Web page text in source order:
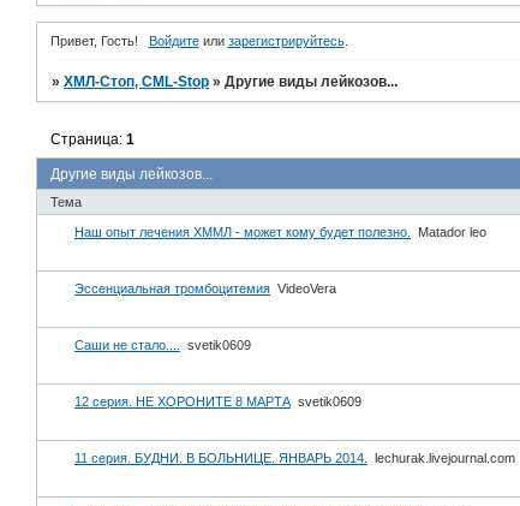
Привет, Гость! Войдитеили зарегистрируйтесь.
»ХМЛ-Стоп, CML-Stop »Другие виды лейкозов...
Другие виды лейкозов...
Страница:1
Тема
Наш опыт лечения ХММЛ - может кому будет полезно. Matador leo
Эссенциальная тромбоцитемия VideoVera
Саши не стало.... svetik0609
12 серия. НЕ ХОРОНИТЕ 8 МАРТА svetik0609
11 серия. БУДНИ. В БОЛЬНИЦЕ. ЯНВАРЬ 2014. lechurak.livejournal.com